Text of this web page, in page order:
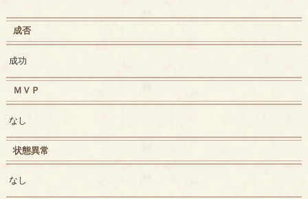
成否
成功
ＭＶＰ
なし
状態異常
なし